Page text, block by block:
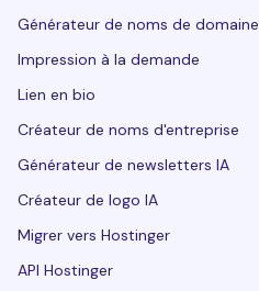
Générateur de noms de domaine
Impression à la demande
Lien en bio
Créateur de noms d'entreprise
Générateur de newsletters IA
Créateur de logo IA
Migrer vers Hostinger
API Hostinger